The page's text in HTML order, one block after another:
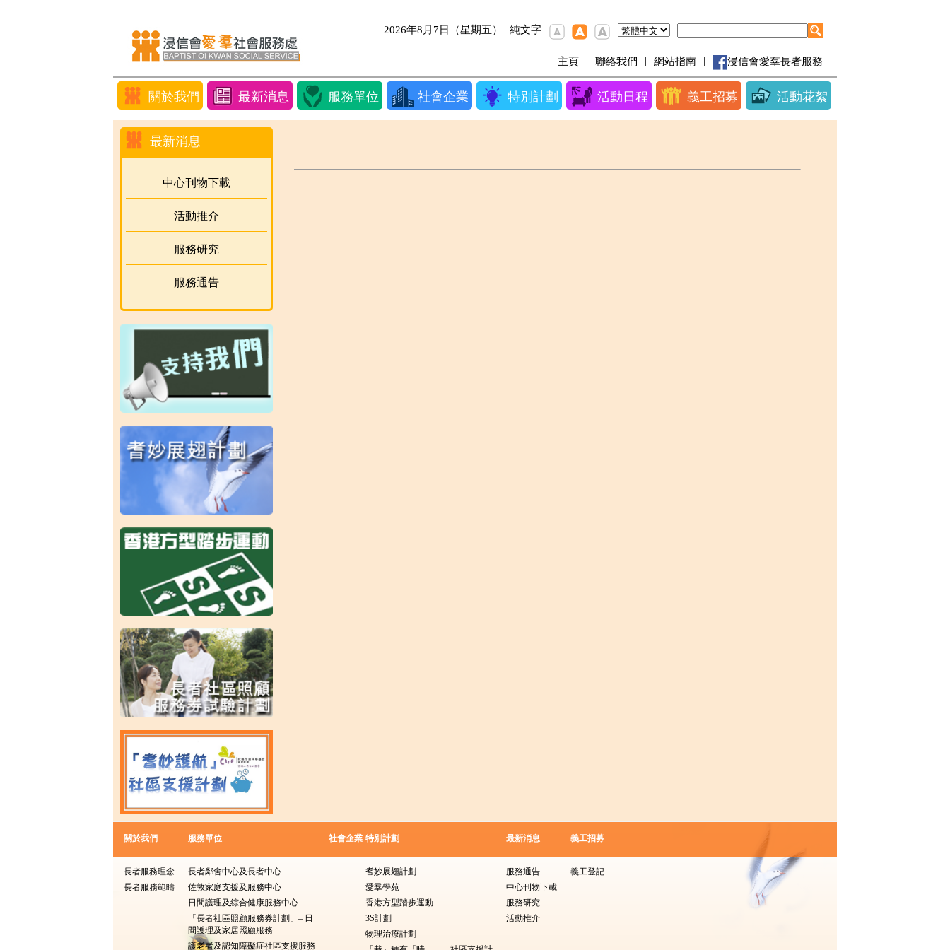
2026年8月7日（星期五） 純文字
主頁 | 聯絡我們 | 網站指南 | 浸信會愛羣長者服務
關於我們 最新消息 服務單位 社會企業 特別計劃 活動日程 義工招募 活動花絮
最新消息
中心刊物下載
活動推介
服務研究
服務通告
關於我們
長者服務理念
長者服務範疇
服務單位
長者鄰舍中心及長者中心
佐敦家庭支援及服務中心
日間護理及綜合健康服務中心
「長者社區照顧服務券計劃」– 日
間護理及家居照顧服務
護老者及認知障礙症社區支援服務
社會企業 特別計劃
耆妙展翅計劃
愛羣學苑
香港方型踏步運動
3S計劃
物理治療計劃
最新消息
服務通告
中心刊物下載
服務研究
活動推介
義工招募
義工登記